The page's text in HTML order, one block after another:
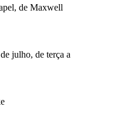
de Maxwell
julho, de terça a